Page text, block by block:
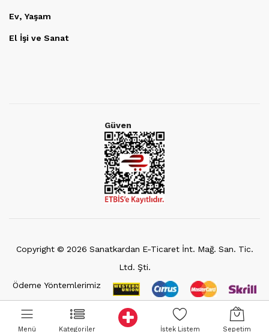
Ev, Yaşam
El İşi ve Sanat
Güven
Copyright © 2026 Sanatkardan E-Ticaret İnt. Mağ. San. Tic.
Ltd. Şti.
Ödeme Yöntemlerimiz
Menü Kategoriler İstek Listem Sepetim